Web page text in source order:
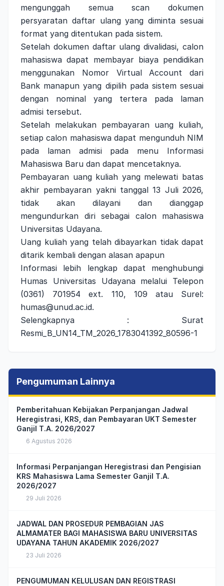
mengunggah semua scan dokumen
persyaratan daftar ulang yang diminta sesuai
format yang ditentukan pada sistem.
Setelah dokumen daftar ulang divalidasi, calon
mahasiswa dapat membayar biaya pendidikan
menggunakan Nomor Virtual Account dari
Bank manapun yang dipilih pada sistem sesuai
dengan nominal yang tertera pada laman
admisi tersebut.
Setelah melakukan pembayaran uang kuliah,
setiap calon mahasiswa dapat mengunduh NIM
pada laman admisi pada menu Informasi
Mahasiswa Baru dan dapat mencetaknya.
Pembayaran uang kuliah yang melewati batas
akhir pembayaran yakni tanggal 13 Juli 2026,
tidak akan dilayani dan dianggap
mengundurkan diri sebagai calon mahasiswa
Universitas Udayana.
Uang kuliah yang telah dibayarkan tidak dapat
ditarik kembali dengan alasan apapun
Informasi lebih lengkap dapat menghubungi
Humas Universitas Udayana melalui Telepon
(0361) 701954 ext. 110, 109 atau Surel:
humas@unud.ac.id.
Selengkapnya : Surat
Resmi_B_UN14_TM_2026_1783041392_80596-1
Pengumuman Lainnya
Pemberitahuan Kebijakan Perpanjangan Jadwal
Heregistrasi, KRS, dan Pembayaran UKT Semester
Ganjil T.A. 2026/2027
6 Agustus 2026
Informasi Perpanjangan Heregistrasi dan Pengisian
KRS Mahasiswa Lama Semester Ganjil T.A.
2026/2027
29 Juli 2026
JADWAL DAN PROSEDUR PEMBAGIAN JAS
ALMAMATER BAGI MAHASISWA BARU UNIVERSITAS
UDAYANA TAHUN AKADEMIK 2026/2027
23 Juli 2026
PENGUMUMAN KELULUSAN DAN REGISTRASI